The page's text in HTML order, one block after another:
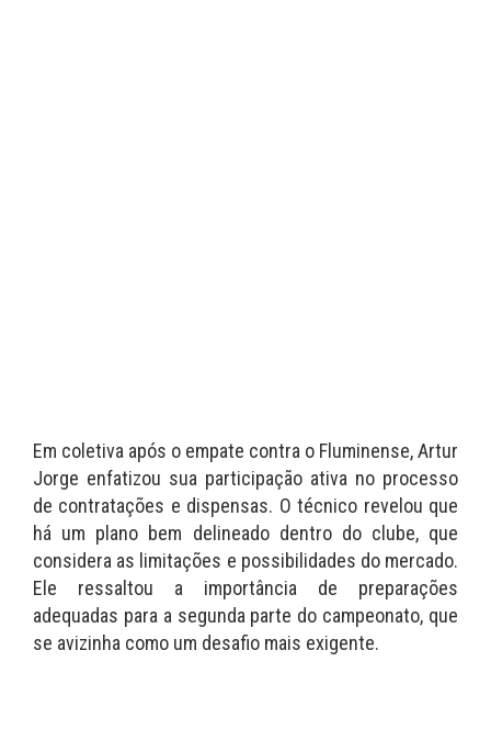
Em coletiva após o empate contra o Fluminense, Artur
Jorge enfatizou sua participação ativa no processo
de contratações e dispensas. O técnico revelou que
há um plano bem delineado dentro do clube, que
considera as limitações e possibilidades do mercado.
Ele ressaltou a importância de preparações
adequadas para a segunda parte do campeonato, que
se avizinha como um desafio mais exigente.